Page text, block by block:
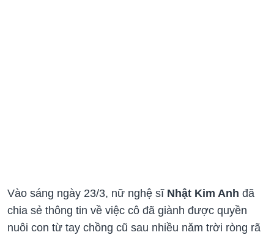
Vào sáng ngày 23/3, nữ nghệ sĩ Nhật Kim Anh đã
chia sẻ thông tin về việc cô đã giành được quyền
nuôi con từ tay chồng cũ sau nhiều năm trời ròng rã